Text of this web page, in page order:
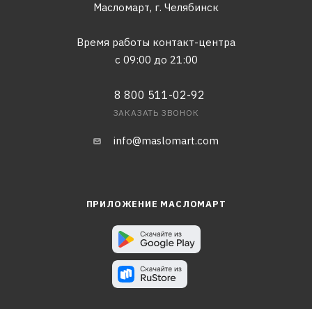
Масломарт, г. Челябинск
Время работы контакт-центра
с 09:00 до 21:00
8 800 511-02-92
ЗАКАЗАТЬ ЗВОНОК
info@maslomart.com
ПРИЛОЖЕНИЕ МАСЛОМАРТ